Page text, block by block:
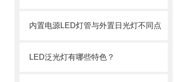
内置电源LED灯管与外置日光灯不同点
LED泛光灯有哪些特色？